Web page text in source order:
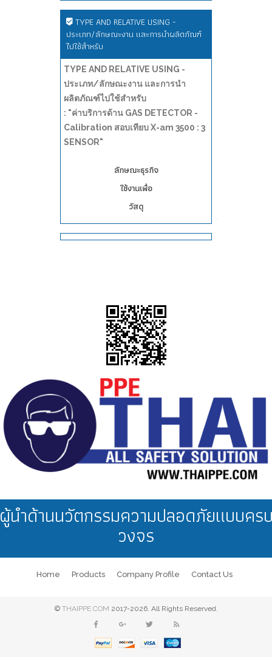
TYPE AND RELATIVE USING -
ประเภท/ลักษณะงาน และการนำผลิตภัณฑ์
ไปใช้สำหรับ
TYPE AND RELATIVE USING -
ประเภท/ลักษณะงาน และการนำ
ผลิตภัณฑ์ไปใช้สำหรับ
: "ค่าบริการด้าน GAS DETECTOR -
Calibration สอบเทียบ X-am 3500 : 3
SENSOR"
ลักษณะธุรกิจ
ใช้งานเพื่อ
วัสดุ
นำด้านนวัตกรรมความปลอดภัยแบบคร
วงจร
Home Products Company Profile Contact Us
© THAIPPE.COM 2017-2026. All Rights Reserved.